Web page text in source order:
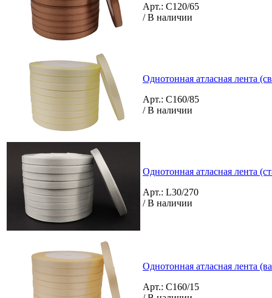
Арт.: C120/65
/ В наличии
Однотонная атласная лента
Арт.: C160/85
/ В наличии
Однотонная атласная лента
Арт.: L30/270
/ В наличии
Однотонная атласная лента
Арт.: C160/15